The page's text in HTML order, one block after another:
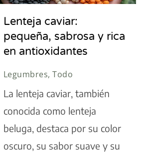
Lenteja caviar:
pequeña, sabrosa y rica
en antioxidantes
Legumbres, Todo
La lenteja caviar, también
conocida como lenteja
beluga, destaca por su color
oscuro, su sabor suave y su